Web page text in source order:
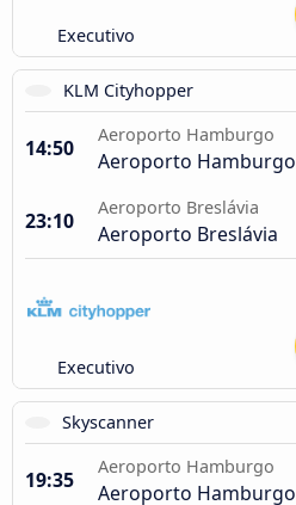
Executivo
KLM Cityhopper
14:50
Aeroporto Hamburgo
Aeroporto Hamburgo
23:10
Aeroporto Breslávia
Aeroporto Breslávia
Executivo
Skyscanner
19:35
Aeroporto Hamburgo
Aeroporto Hamburgo